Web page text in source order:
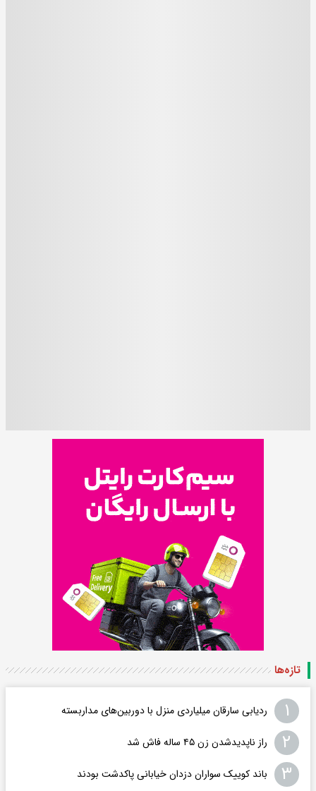
تازه‌ها
۱ ردیابی سارقان میلیاردی منزل با دوربین‌های مداربسته
۲ راز ناپدیدشدن زن ۴۵ ساله فاش شد
۳ باند کوییک سواران دزدان خیابانی پاکدشت بودند